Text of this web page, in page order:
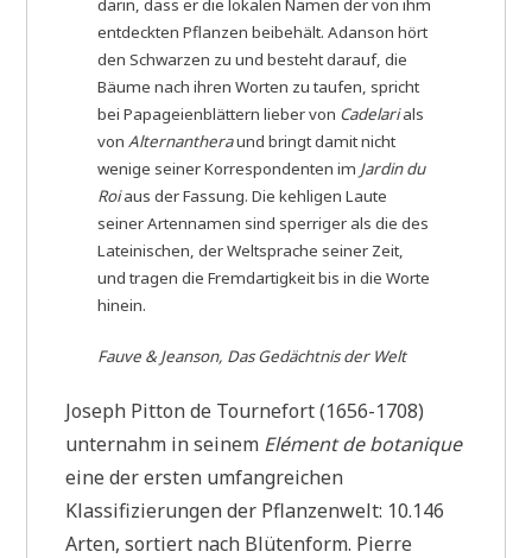
darin, dass er die lokalen Namen der von ihm
entdeckten Pflanzen beibehält. Adanson hört
den Schwarzen zu und besteht darauf, die
Bäume nach ihren Worten zu taufen, spricht
bei Papageienblättern lieber von Cadelarials
vonAlternantheraund bringt damit nicht
wenige seiner Korrespondenten im Jardin du
Roiaus der Fassung. Die kehligen Laute
seiner Artennamen sind sperriger als die des
Lateinischen, der Weltsprache seiner Zeit,
und tragen die Fremdartigkeit bis in die Worte
hinein.
Fauve & Jeanson, Das Gedächtnis der Welt
Joseph Pitton de Tournefort (1656-1708)
unternahm in seinem Elément de botanique
eine der ersten umfangreichen
Klassifizierungen der Pflanzenwelt: 10.146
Arten, sortiert nach Blütenform. Pierre